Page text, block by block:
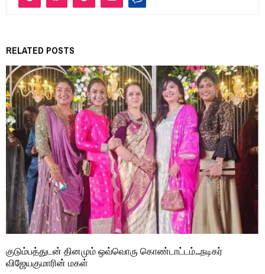
RELATED POSTS
குடும்பத்துடன் தினமும் ஒவ்வொரு கொண்டாட்டம்…நடிகர்
விஜேயகுமாரின் மகள்